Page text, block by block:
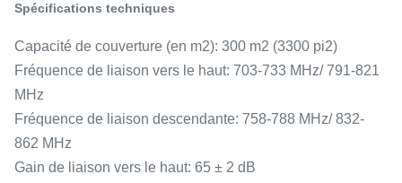
Spécifications techniques
Capacité de couverture (en m2): 300 m2 (3300 pi2)
Fréquence de liaison vers le haut: 703-733 MHz/ 791-821
MHz
Fréquence de liaison descendante: 758-788 MHz/ 832-
862 MHz
Gain de liaison vers le haut: 65 ± 2 dB